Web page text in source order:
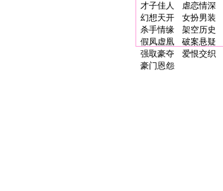
才子佳人
虐恋情深
幻想天开
女扮男装
杀手情缘
架空历史
假凤虚凰
破案悬疑
强取豪夺
爱恨交织
豪门恩怨